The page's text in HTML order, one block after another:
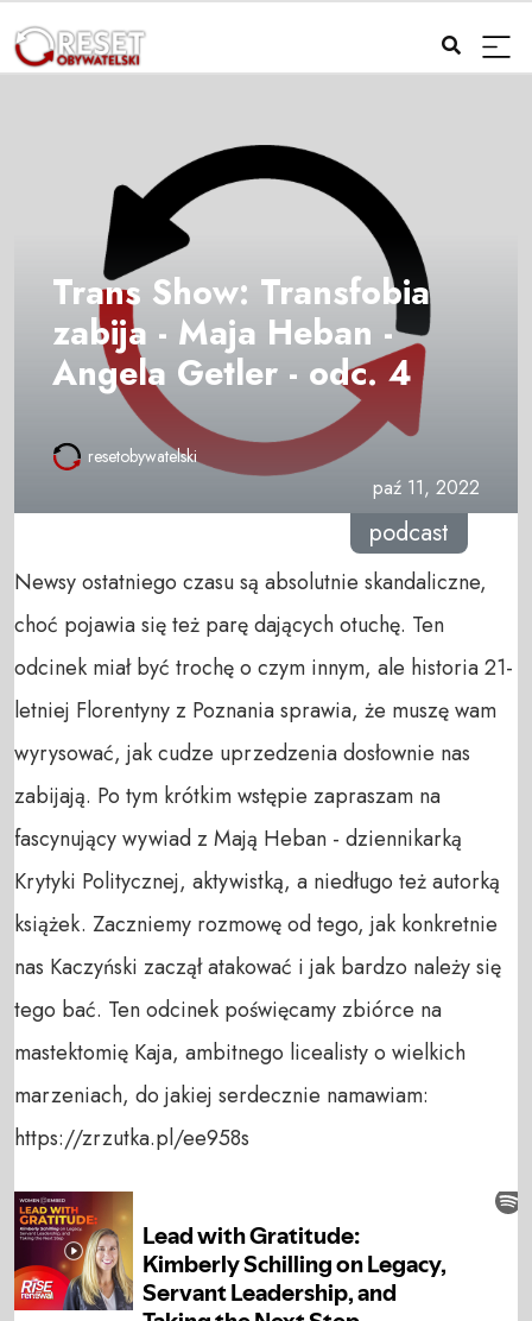
Trans Show: Transfobia
zabija - Maja Heban -
Angela Getler - odc. 4
resetobywatelski
paź 11, 2022
podcast
Newsy ostatniego czasu są absolutnie skandaliczne,
choć pojawia się też parę dających otuchę. Ten
odcinek miał być trochę o czym innym, ale historia 21-
letniej Florentyny z Poznania sprawia, że muszę wam
wyrysować, jak cudze uprzedzenia dosłownie nas
zabijają. Po tym krótkim wstępie zapraszam na
fascynujący wywiad z Mają Heban - dziennikarką
Krytyki Politycznej, aktywistką, a niedługo też autorką
książek. Zaczniemy rozmowę od tego, jak konkretnie
nas Kaczyński zaczął atakować i jak bardzo należy się
tego bać. Ten odcinek poświęcamy zbiórce na
mastektomię Kaja, ambitnego licealisty o wielkich
marzeniach, do jakiej serdecznie namawiam:
https://zrzutka.pl/ee958s